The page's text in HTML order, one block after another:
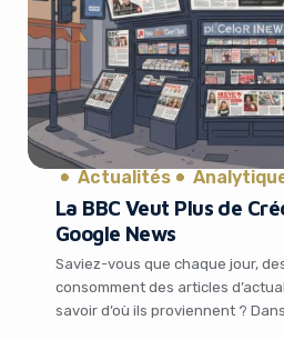
Actualités
La BBC Veut Plus de
Google News
Saviez-vous que chaque jour,
consomment des articles
savoir d’où ils proviennent ?